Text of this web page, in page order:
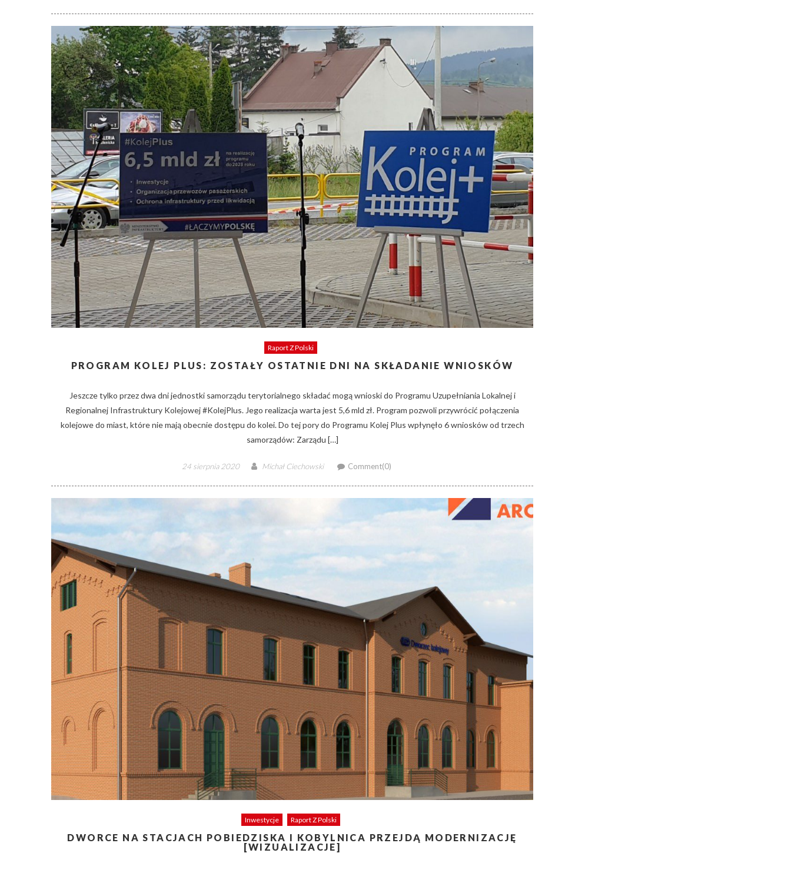
Raport Z Polski
PROGRAM KOLEJ PLUS: ZOSTAŁY OSTATNIE DNI NA SKŁADANIE WNIOSKÓW
Jeszcze tylko przez dwa dni jednostki samorządu terytorialnego składać mogą wnioski do Programu Uzupełniania Lokalnej i
Regionalnej Infrastruktury Kolejowej #KolejPlus. Jego realizacja warta jest 5,6 mld zł. Program pozwoli przywrócić połączenia
kolejowe do miast, które nie mają obecnie dostępu do kolei. Do tej pory do Programu Kolej Plus wpłynęło 6 wniosków od trzech
samorządów: Zarządu […]
Posted
24 sierpnia 2020 Author
Michał Ciechowski Comment(0)
Inwestycje Raport Z Polski
DWORCE NA STACJACH POBIEDZISKA I KOBYLNICA PRZEJDĄ MODERNIZACJĘ
[WIZUALIZACJE]